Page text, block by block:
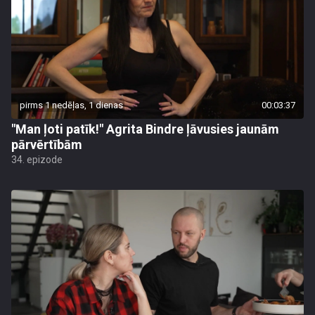
pirms 1 nedēļas, 1 dienas 00:03:37
"Man ļoti patīk!" Agrita Bindre ļāvusies jaunām
pārvērtībām
34. epizode